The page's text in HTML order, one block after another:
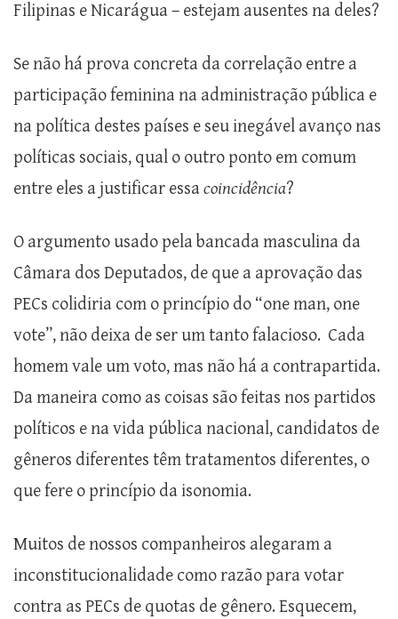
Filipinas e Nicarágua – estejam ausentes na deles?
Se não há prova concreta da correlação entre a
participação feminina na administração pública e
na política destes países e seu inegável avanço nas
políticas sociais, qual o outro ponto em comum
entre eles a justificar essacoincidência?
O argumento usado pela bancada masculina da
Câmara dos Deputados, de que a aprovação das
PECs colidiria com o princípio do “one man, one
vote”, não deixa de ser um tanto falacioso. Cada
homem vale um voto, mas não há a contrapartida.
Da maneira como as coisas são feitas nos partidos
políticos e na vida pública nacional, candidatos de
gêneros diferentes têm tratamentos diferentes, o
que fere o princípio da isonomia.
Muitos de nossos companheiros alegaram a
inconstitucionalidade como razão para votar
contra as PECs de quotas de gênero. Esquecem,